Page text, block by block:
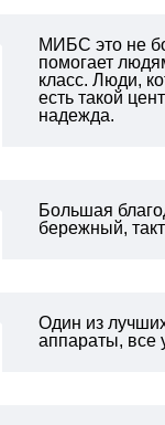
МИБС это не
помогает
класс. Люди,
есть такой
надежда.
Большая
бережный,
Один из
аппараты, все